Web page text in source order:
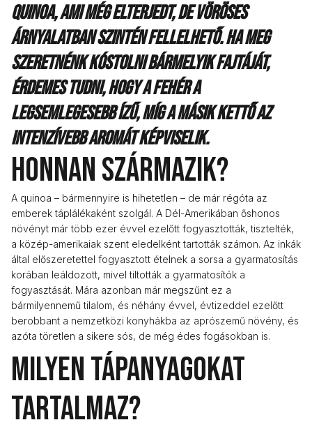
quinoa, ami még elterjedt, de vöröses
árnyalatban szintén fellelhető. Ha meg
szeretnénk kóstolni bármelyik fajtáját,
érdemes tudni, hogy a fehér a
legsemlegesebb ízű, míg a másik kettő az
intenzívebb aromát képviselik.
Honnan származik?
A quinoa – bármennyire is hihetetlen – de már régóta az
emberek táplálékaként szolgál. A Dél-Amerikában őshonos
növényt már több ezer évvel ezelőtt fogyasztották, tisztelték,
a közép-amerikaiak szent eledelként tartották számon. Az inkák
által előszeretettel fogyasztott ételnek a sorsa a gyarmatosítás
korában leáldozott, mivel tiltották a gyarmatosítók a
fogyasztását. Mára azonban már megszűnt ez a
bármilyennemű tilalom, és néhány évvel, évtizeddel ezelőtt
berobbant a nemzetközi konyhákba az aprószemű növény, és
azóta töretlen a sikere sós, de még édes fogásokban is.
Milyen tápanyagokat
tartalmaz?